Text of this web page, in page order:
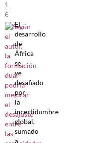
1
6
El
desarrollo
de
África
se
ve
desafiado
por
la
incertidumbre
global,
sumado
a